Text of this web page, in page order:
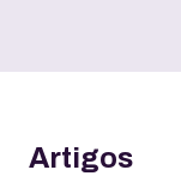
Artigos